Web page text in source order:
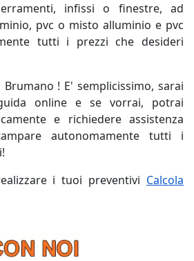
infissi o finestre, ad
pvc o misto alluminio e pvc
tutti i prezzi che desideri
! E' semplicissimo, sarai
online e se vorrai, potrai
e richiedere assistenza
autonomamente tutti i
i tuoi preventivi Calcola